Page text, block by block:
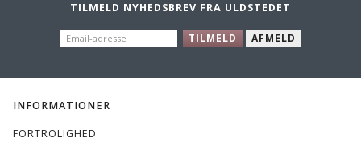
TILMELD NYHEDSBREV FRA ULDSTEDET
EMAIL-
ADRESSE
TILMELD AFMELD
INFORMATIONER
FORTROLIGHED